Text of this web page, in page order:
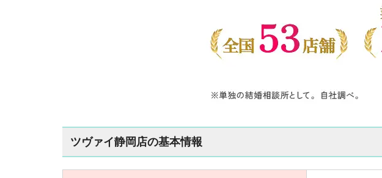
ツヴァイ静岡店の基本情報